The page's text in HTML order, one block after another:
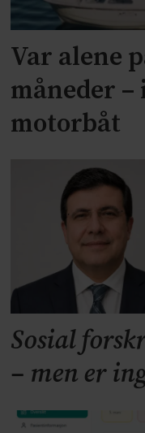
Var alene
måneder –
motorbåt
Sosial
– men er